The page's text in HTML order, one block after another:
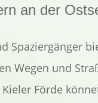
an der
Spaziergänger
Wegen und
Förde